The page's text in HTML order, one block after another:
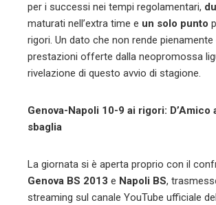
per i successi nei tempi regolamentari,
maturati nell’extra time e un solo punto
rigori. Un dato che non rende
prestazioni offerte dalla neopromossa
rivelazione di questo avvio di stagione.
Genova-Napoli 10-9 ai rigori: D’Amico
sbaglia
La giornata si è aperta proprio con il
Genova BS 2013 e Napoli BS,
streaming sul canale YouTube ufficiale